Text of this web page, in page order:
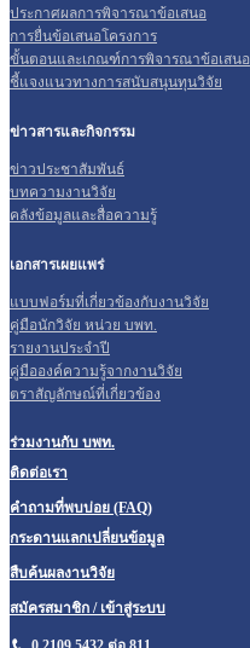
ประกาศผลการพิจารณาข้อเสนอ
การยื่นข้อเสนอโครงการ
ขั้นตอนและเกณฑ์การพิจารณาข้อเสนอ
ชี้แจงแนวทางการสนับสนุนทุนวิจัย
ข่าวสารและกิจกรรม
ข่าวประชาสัมพันธ์
บทความงานวิจัย
คลังข้อมูลและสื่อความรู้
เอกสารเผยแพร่
แบบฟอร์มที่เกี่ยวข้องกับงานวิจัย
คู่มือนักวิจัย หน่วย บพท.
รายงานประจำปี
คู่มือองค์ความรู้จากงานวิจัย
ตราสัญลักษณ์ที่เกี่ยวข้อง
ร่วมงานกับ บพท.
ติดต่อเรา
คำถามที่พบบ่อย (FAQ)
กระดานแลกเปลี่ยนข้อมูล
สืบค้นผลงานวิจัย
สมัครสมาชิก / เข้าสู่ระบบ